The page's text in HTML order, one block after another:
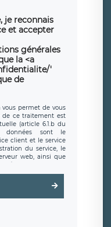
je reconnais
et accepter
générales
la <a
'
de
vous permet de vous
de ce traitement est
(article 6.1.b du
données sont le
client et le service
du service, le
web, ainsi que
Le formulaire
hébergé par
clauses de
données collectées
en sollicite la